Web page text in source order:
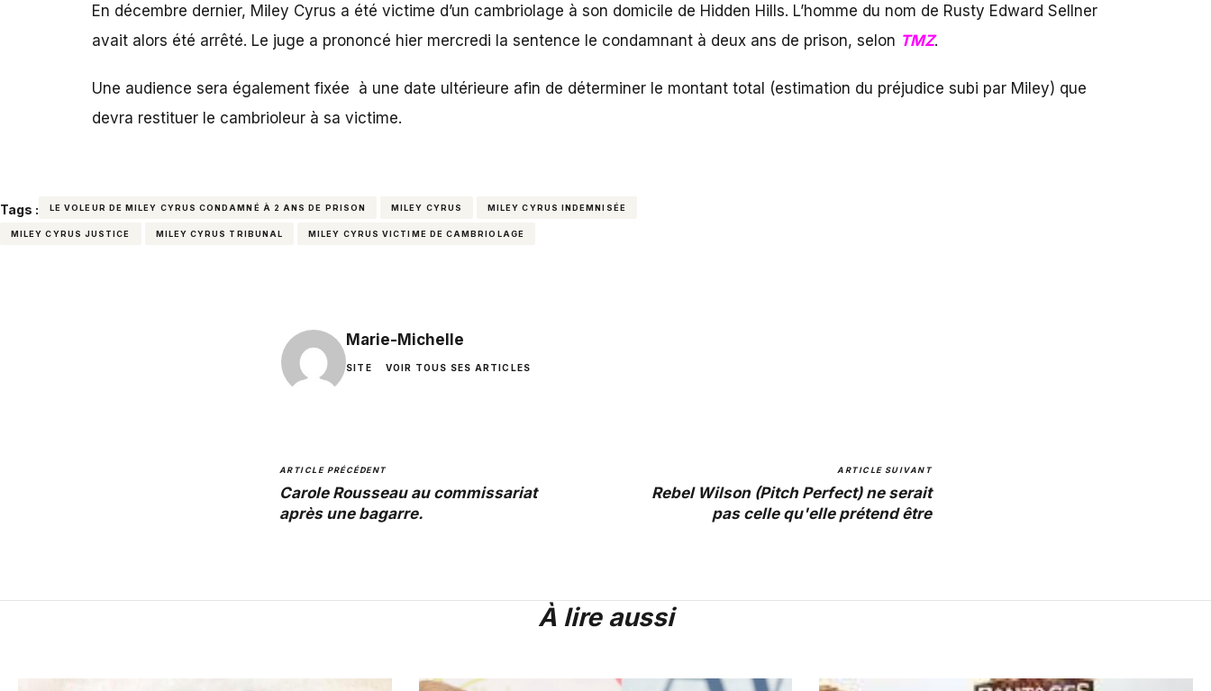
En décembre dernier, Miley Cyrus a été victime d’un cambriolage à son domicile de Hidden Hills. L’homme du nom de Rusty Edward Sellner
avait alors été arrêté. Le juge a prononcé hier mercredi la sentence le condamnant à deux ans de prison, selon TMZ.
Une audience sera également fixée à une date ultérieure afin de déterminer le montant total (estimation du préjudice subi par Miley) que
devra restituer le cambrioleur à sa victime.
Tags : LE VOLEUR DE MILEY CYRUS CONDAMNÉ À 2 ANS DE PRISON MILEY CYRUS MILEY CYRUS INDEMNISÉE
MILEY CYRUS JUSTICE MILEY CYRUS TRIBUNAL MILEY CYRUS VICTIME DE CAMBRIOLAGE
Marie-Michelle
SITE VOIR TOUS SES ARTICLES
ARTICLE PRÉCÉDENT
Carole Rousseau au commissariat
après une bagarre.
ARTICLE SUIVANT
Rebel Wilson (Pitch Perfect) ne serait
pas celle qu'elle prétend être
À lire aussi